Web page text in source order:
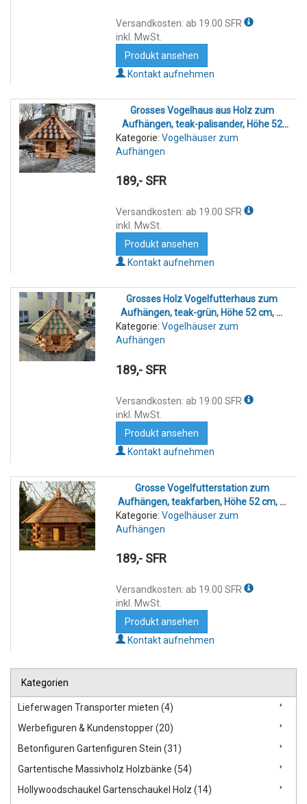
Versandkosten: ab 19.00 SFR
inkl. MwSt.
Produkt ansehen
Kontakt aufnehmen
Grosses Vogelhaus aus Holz zum
Aufhängen, teak-palisander, Höhe 52
cm, Ø 65 cm
Kategorie: Vogelhäuser zum
Aufhängen
189,- SFR
Versandkosten: ab 19.00 SFR
inkl. MwSt.
Produkt ansehen
Kontakt aufnehmen
Grosses Holz Vogelfutterhaus zum
Aufhängen, teak-grün, Höhe 52 cm, Ø
65 cm
Kategorie: Vogelhäuser zum
Aufhängen
189,- SFR
Versandkosten: ab 19.00 SFR
inkl. MwSt.
Produkt ansehen
Kontakt aufnehmen
Grosse Vogelfutterstation zum
Aufhängen, teakfarben, Höhe 52 cm, Ø
65 cm
Kategorie: Vogelhäuser zum
Aufhängen
189,- SFR
Versandkosten: ab 19.00 SFR
inkl. MwSt.
Produkt ansehen
Kontakt aufnehmen
Kategorien
Lieferwagen Transporter mieten (4)
Werbefiguren & Kundenstopper (20)
Betonfiguren Gartenfiguren Stein (31)
Gartentische Massivholz Holzbänke (54)
Hollywoodschaukel Gartenschaukel Holz (14)